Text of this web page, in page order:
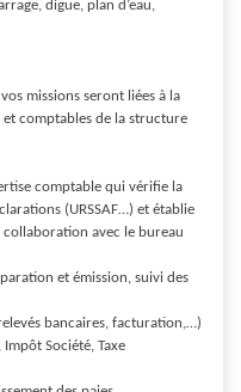
digue, plan d’eau,
missions seront liées à la
comptables de la structure
comptable qui vérifie la
(URSSAF…) et établie
collaboration avec le bureau
et émission, suivi des
bancaires, facturation,…)
Société, Taxe